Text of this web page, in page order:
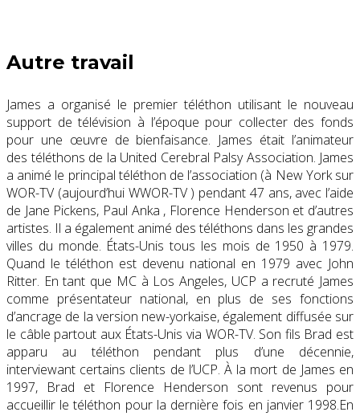
Autre travail
James a organisé le premier téléthon utilisant le nouveau
support de télévision à l’époque pour collecter des fonds
pour une œuvre de bienfaisance. James était l’animateur
des téléthons de la United Cerebral Palsy Association. James
a animé le principal téléthon de l’association (à New York sur
WOR-TV (aujourd’hui WWOR-TV ) pendant 47 ans, avec l’aide
de Jane Pickens, Paul Anka , Florence Henderson et d’autres
artistes. Il a également animé des téléthons dans les grandes
villes du monde. États-Unis tous les mois de 1950 à 1979.
Quand le téléthon est devenu national en 1979 avec John
Ritter. En tant que MC à Los Angeles, UCP a recruté James
comme présentateur national, en plus de ses fonctions
d’ancrage de la version new-yorkaise, également diffusée sur
le câble partout aux États-Unis via WOR-TV. Son fils Brad est
apparu au téléthon pendant plus d’une décennie,
interviewant certains clients de l’UCP. À la mort de James en
1997, Brad et Florence Henderson sont revenus pour
accueillir le téléthon pour la dernière fois en janvier 1998.En